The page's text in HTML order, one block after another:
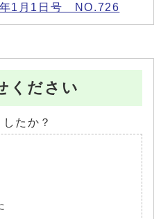
1月1日号 NO.726
ください
たか？